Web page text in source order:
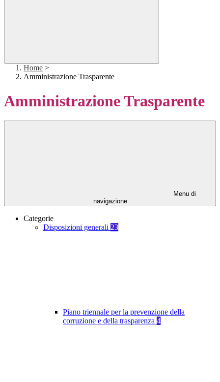
Home >
Amministrazione Trasparente
Amministrazione Trasparente
Menu di
navigazione
Categorie
Disposizioni generali 23
Piano triennale per la prevenzione della
corruzione e della trasparenza 4